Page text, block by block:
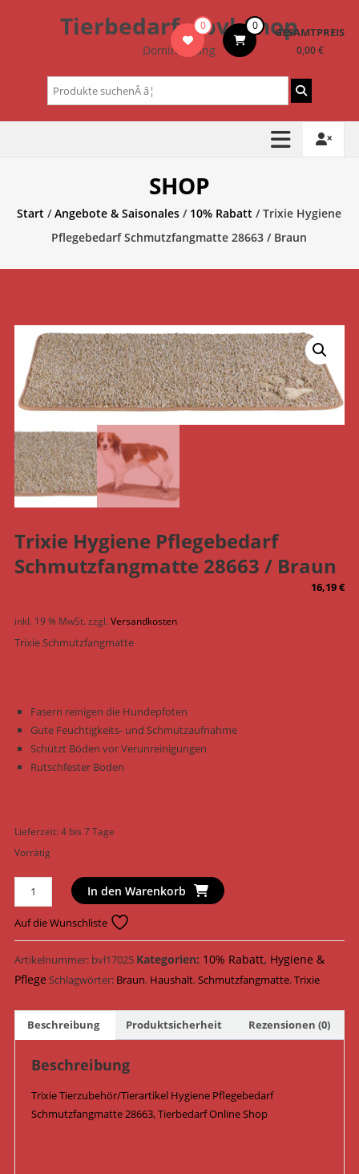
Tierbedarf – bvl-Shop
Dominik Lang
0 0 GESAMTPREIS
0,00 €
Suchen
nach:
SHOP
Start /Angebote & Saisonales / 10% Rabatt / Trixie Hygiene
Pflegebedarf Schmutzfangmatte 28663 / Braun
Trixie Hygiene Pflegebedarf
Schmutzfangmatte 28663 / Braun
16,19€
inkl. 19 % MwSt. zzgl. Versandkosten
Trixie Schmutzfangmatte
Fasern reinigen die Hundepfoten
Gute Feuchtigkeits- und Schmutzaufnahme
Schützt Böden vor Verunreinigungen
Rutschfester Boden
Lieferzeit:4 bis 7 Tage
Vorrätig
Trixie
Hygiene
Pflegebedarf
Schmutzfangmatte
28663
/
Menge
In den Warenkorb
Auf die Wunschliste
Artikelnummer: bvl17025 Kategorien: 10% Rabatt, Hygiene &
Pflege Schlagwörter: Braun, Haushalt,Schmutzfangmatte,Trixie
Beschreibung Produktsicherheit Rezensionen (0)
Beschreibung
Trixie Tierzubehör/Tierartikel Hygiene Pflegebedarf
Schmutzfangmatte 28663, Tierbedarf Online Shop